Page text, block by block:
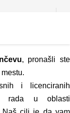
, pronašli ste
i licenciranih
rada u oblasti